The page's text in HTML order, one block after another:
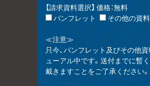
【請求資料選択】 価格：無料
パンフレット
その他の資料
≪注意≫
只今、パンフレット及びその他
ューアル中です。送付までに暫
戴きますことをご了承ください。